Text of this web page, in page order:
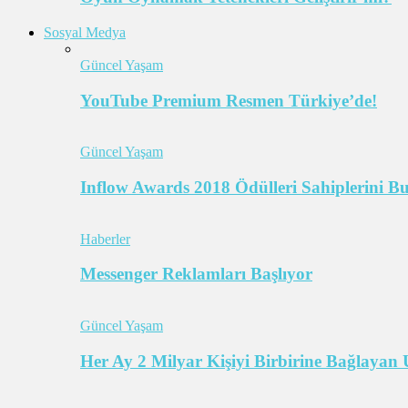
Sosyal Medya
Güncel Yaşam
YouTube Premium Resmen Türkiye’de!
Güncel Yaşam
Inflow Awards 2018 Ödülleri Sahiplerini
Haberler
Messenger Reklamları Başlıyor
Güncel Yaşam
Her Ay 2 Milyar Kişiyi Birbirine Bağlayan